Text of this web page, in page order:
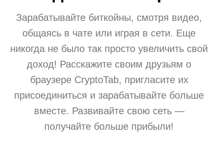
Зарабатывайте биткойны, смотря видео,
общаясь в чате или играя в сети. Еще
никогда не было так просто увеличить свой
доход! Расскажите своим друзьям о
браузере CryptoTab, пригласите их
присоединиться и зарабатывайте больше
вместе. Развивайте свою сеть —
получайте больше прибыли!